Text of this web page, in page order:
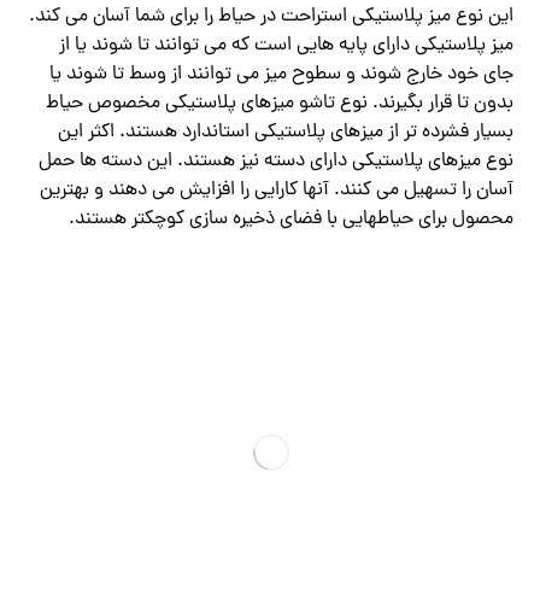
این نوع میز پلاستیکی استراحت در حیاط را برای شما آسان می کند.
میز پلاستیکی دارای پایه هایی است که می توانند تا شوند یا از
جای خود خارج شوند و سطوح میز می توانند از وسط تا شوند یا
بدون تا قرار بگیرند. نوع تاشو میزهای پلاستیکی مخصوص حیاط
بسیار فشرده تر از میزهای پلاستیکی استاندارد هستند. اکثر این
نوع میزهای پلاستیکی دارای دسته نیز هستند. این دسته ها حمل
آسان را تسهیل می کنند. آنها کارایی را افزایش می دهند و بهترین
محصول برای حیاطهایی با فضای ذخیره سازی کوچکتر هستند.